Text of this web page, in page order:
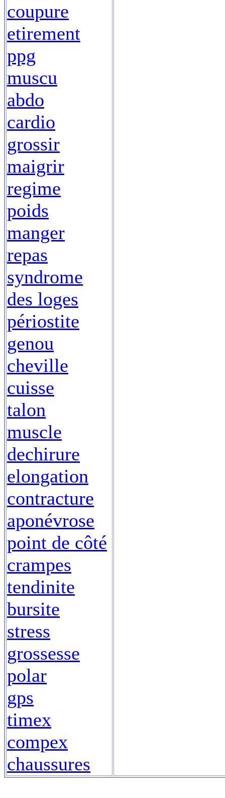
coupure
etirement
ppg
muscu
abdo
cardio
grossir
maigrir
regime
poids
manger
repas
syndrome
des loges
périostite
genou
cheville
cuisse
talon
muscle
dechirure
elongation
contracture
aponévrose
point de côté
crampes
tendinite
bursite
stress
grossesse
polar
gps
timex
compex
chaussures